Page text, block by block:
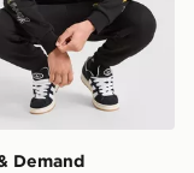
Demand